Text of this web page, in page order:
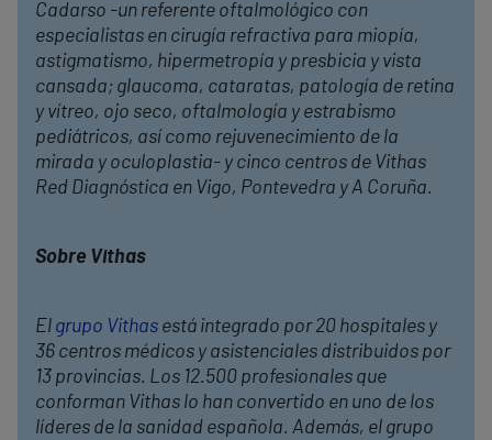
Cadarso -un referente oftalmológico con
especialistas en cirugía refractiva para miopía,
astigmatismo, hipermetropía y presbicia y vista
cansada; glaucoma, cataratas, patología de retina
y vítreo, ojo seco, oftalmología y estrabismo
pediátricos, así como rejuvenecimiento de la
mirada y oculoplastia- y cinco centros de Vithas
Red Diagnóstica en Vigo, Pontevedra y A Coruña.
Sobre Vithas
El grupo Vithas está integrado por 20 hospitales y
36 centros médicos y asistenciales distribuidos por
13 provincias. Los 12.500 profesionales que
conforman Vithas lo han convertido en uno de los
líderes de la sanidad española. Además, el grupo